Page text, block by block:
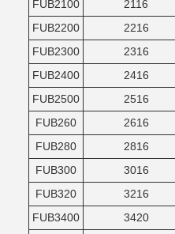
FUB2100
2116
FUB2200 2216
FUB2300
2316
FUB2400
2416
FUB2500
2516
FUB260
2616
FUB280 2816
FUB300
3016
FUB320
3216
FUB3400
3420